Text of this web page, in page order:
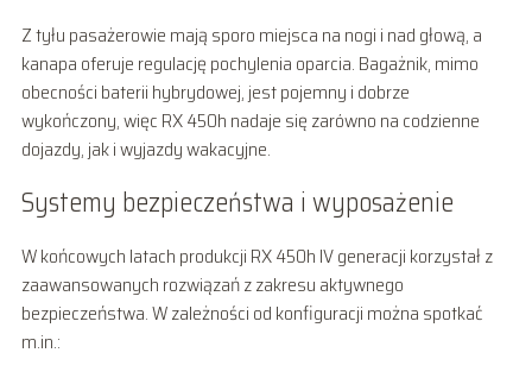
Z tyłu pasażerowie mają sporo miejsca na nogi i nad głową, a
kanapa oferuje regulację pochylenia oparcia. Bagażnik, mimo
obecności baterii hybrydowej, jest pojemny i dobrze
wykończony, więc RX 450h nadaje się zarówno na codzienne
dojazdy, jak i wyjazdy wakacyjne.
Systemy bezpieczeństwa i wyposażenie
W końcowych latach produkcji RX 450h IV generacji korzystał z
zaawansowanych rozwiązań z zakresu aktywnego
bezpieczeństwa. W zależności od konfiguracji można spotkać
m.in.: